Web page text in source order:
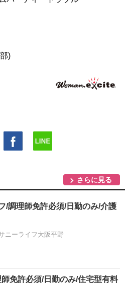
)
さらに見る
/調理師免許必須/日勤のみ/介護
ニーライフ大阪平野
師免許必須/日勤のみ/住宅型有料